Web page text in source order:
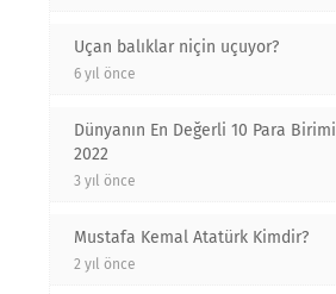
Uçan balıklar niçin uçuyor?
6 yıl önce
Dünyanın En Değerli 10 Para Birimi
2022
3 yıl önce
Mustafa Kemal Atatürk Kimdir?
2 yıl önce